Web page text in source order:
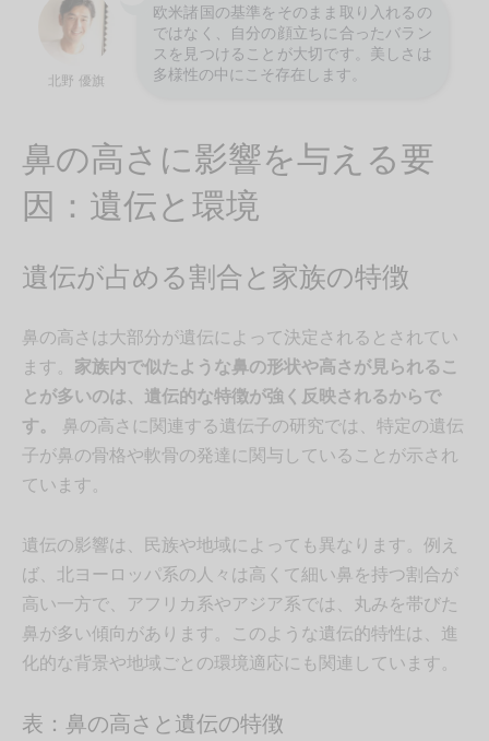
北野 優旗
欧米諸国の基準をそのまま取り入れるの
ではなく、自分の顔立ちに合ったバラン
スを見つけることが大切です。美しさは
多様性の中にこそ存在します。
鼻の高さに影響を与える要
因：遺伝と環境
遺伝が占める割合と家族の特徴
鼻の高さは大部分が遺伝によって決定されるとされてい
ます。 家族内で似たような鼻の形状や高さが見られるこ
とが多いのは、遺伝的な特徴が強く反映されるからで
す。
鼻の高さに関連する遺伝子の研究では、特定の遺伝
子が鼻の骨格や軟骨の発達に関与していることが示され
ています。
遺伝の影響は、民族や地域によっても異なります。例え
ば、北ヨーロッパ系の人々は高くて細い鼻を持つ割合が
高い一方で、アフリカ系やアジア系では、丸みを帯びた
鼻が多い傾向があります。このような遺伝的特性は、進
化的な背景や地域ごとの環境適応にも関連しています。
表：鼻の高さと遺伝の特徴